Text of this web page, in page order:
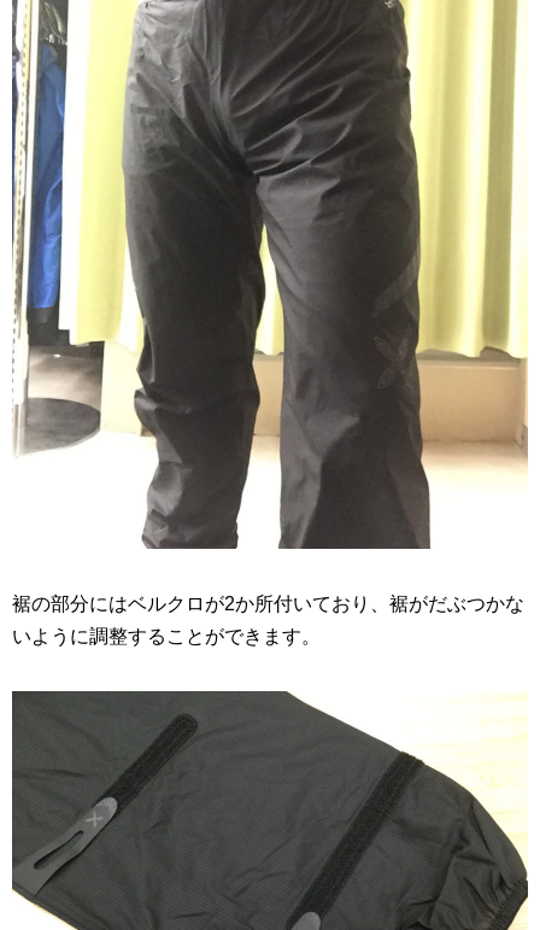
裾の部分にはベルクロが2か所付いており、裾がだぶつかな
いように調整することができます。